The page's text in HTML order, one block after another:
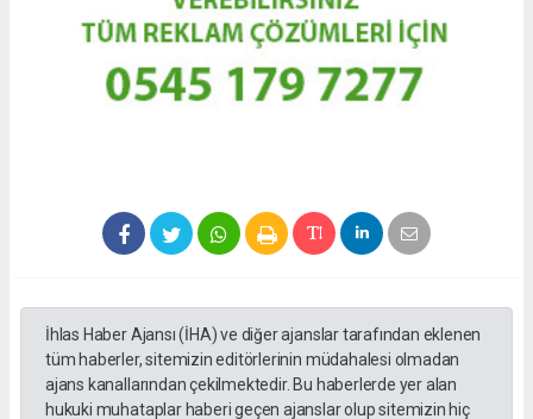
İhlas Haber Ajansı (İHA) ve diğer ajanslar tarafından eklenen
tüm haberler, sitemizin editörlerinin müdahalesi olmadan
ajans kanallarından çekilmektedir. Bu haberlerde yer alan
hukuki muhataplar haberi geçen ajanslar olup sitemizin hiç